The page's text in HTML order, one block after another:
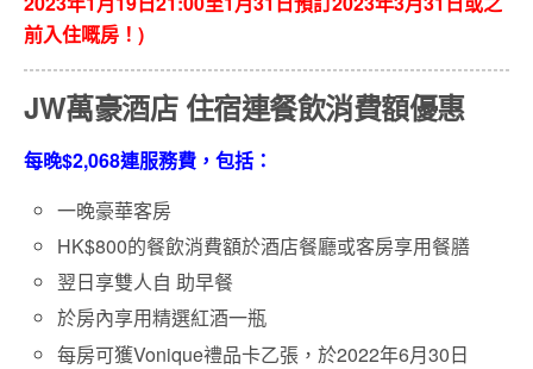
前入住嘅房！)
JW萬豪酒店 住宿連餐飲消費額優惠
每晚$2,068連服務費，包括：
一晚豪華客房
HK$800的餐飲消費額於酒店餐廳或客房享用餐膳
翌日享雙人自 助早餐
於房內享用精選紅酒一瓶
每房可獲Vonique禮品卡乙張，於2022年6月30日